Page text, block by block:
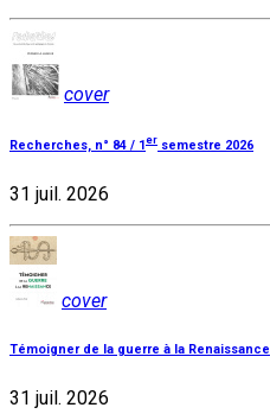
cover
Recherches, n° 84 / 1 er semestre 2026
31 juil. 2026
cover
Témoigner de la guerre à la Renaissance
31 juil. 2026